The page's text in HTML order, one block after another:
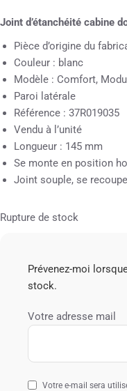
Joint d’étanchéité cabine
Pièce d’origine du
Couleur : blanc
Modèle : Comfort,
Paroi latérale
Référence : 37R019035
Vendu à l’unité
Longueur : 145 mm
Se monte en position
Joint souple, se
Rupture de stock
Prévenez-moi
stock.
Votre adresse mail
Votre e-mail sera